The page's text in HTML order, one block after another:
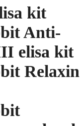
kit
Anti-
elisa kit
Relaxin